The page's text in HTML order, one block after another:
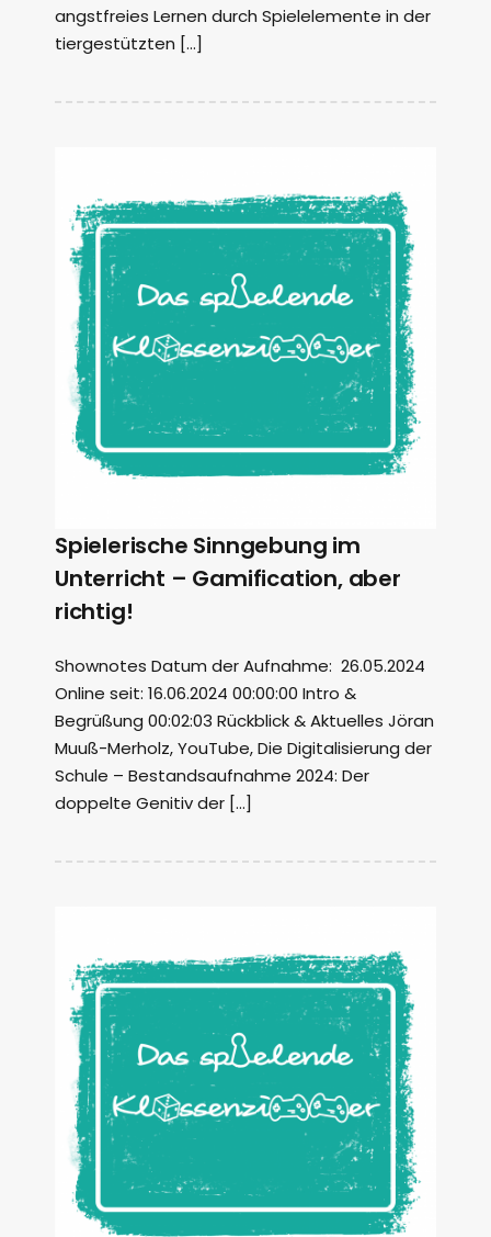
angstfreies Lernen durch Spielelemente in der
tiergestützten […]
Spielerische Sinngebung im
Unterricht – Gamification, aber
richtig!
Shownotes Datum der Aufnahme: 26.05.2024
Online seit: 16.06.2024 00:00:00 Intro &
Begrüßung 00:02:03 Rückblick & Aktuelles Jöran
Muuß-Merholz, YouTube, Die Digitalisierung der
Schule – Bestandsaufnahme 2024: Der
doppelte Genitiv der […]